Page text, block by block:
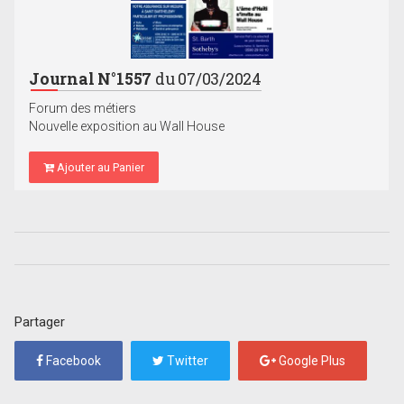
Journal N°1557 du 07/03/2024
Forum des métiers
Nouvelle exposition au Wall House
Ajouter au Panier
Partager
Facebook Twitter Google Plus